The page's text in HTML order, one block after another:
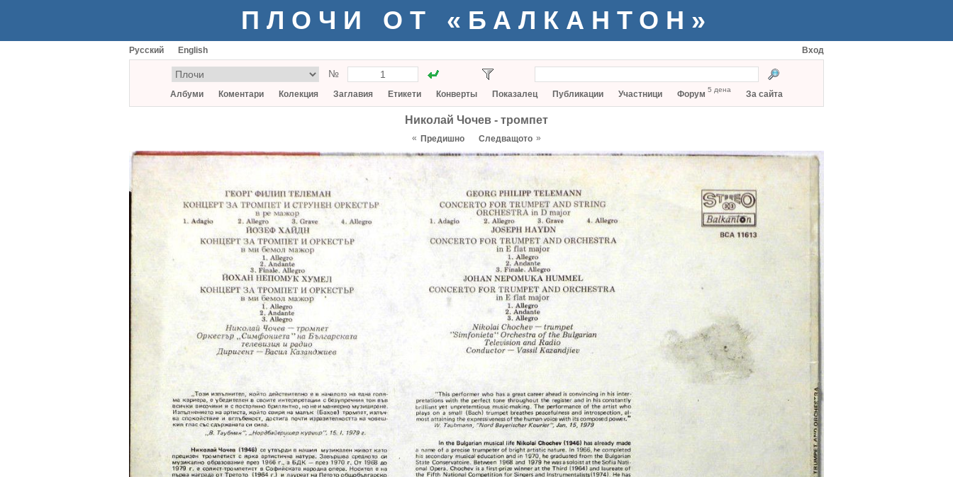
ПЛОЧИ ОТ «БАЛКАНТОН»
Русский English Вход
№
Албуми Коментари Колекция Заглавия Етикети Конверты Показалец Публикации Участници Форум 5 дена За сайта
Николай Чочев - тромпет
« Предишно Следващото »